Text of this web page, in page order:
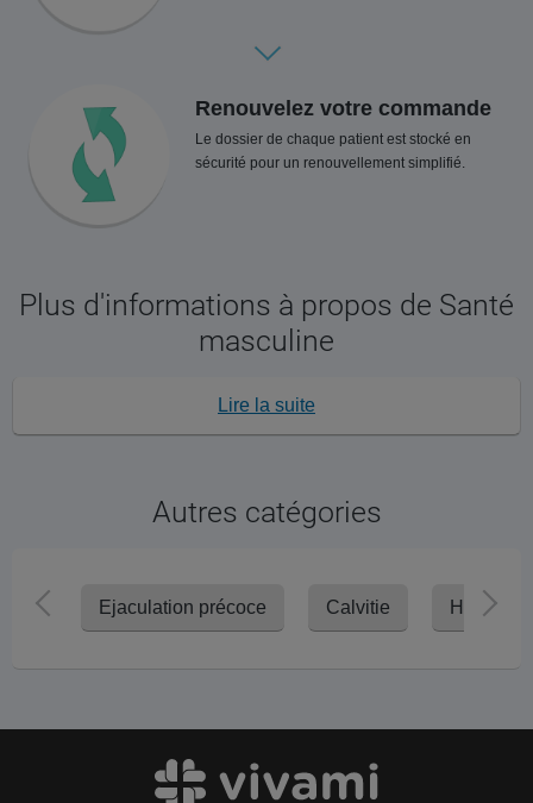
Renouvelez votre commande
Le dossier de chaque patient est stocké en
sécurité pour un renouvellement simplifié.
Plus d'informations à propos de Santé
masculine
Lire la suite
Autres catégories
Ejaculation précoce Calvitie